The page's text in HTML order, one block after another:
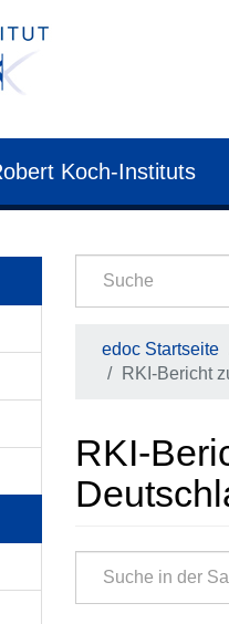
Koch-Instituts
edoc Startseite
RKI-Bericht
RKI-